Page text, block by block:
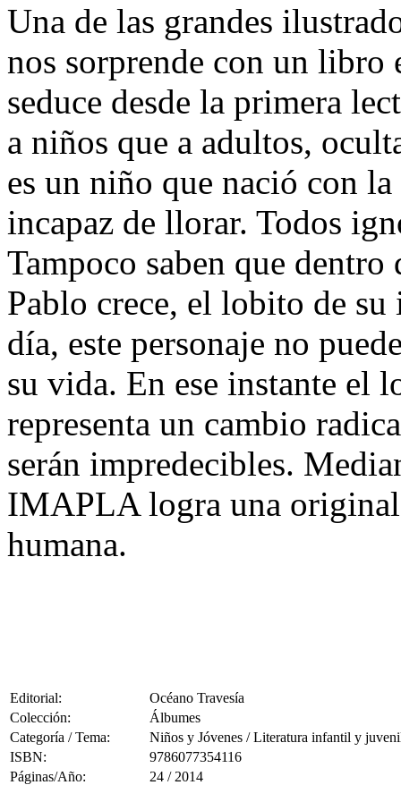
Una de las grandes
nos sorprende con un libro
seduce desde la primera
a niños que a adultos,
es un niño que nació con
incapaz de llorar. Todos
Tampoco saben que
Pablo crece, el lobito de
día, este personaje no
su vida. En ese instante el
representa un cambio
serán impredecibles.
IMAPLA logra una
humana.
Editorial:
Océano Travesía
Colección:
Álbumes
Categoría / Tema:
Niños y Jóvenes / Literatura infantil y
ISBN:
9786077354116
Páginas/Año:
24 / 2014